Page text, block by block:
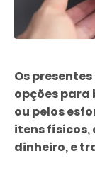
Os
opções
ou pelos
itens físicos,
dinheiro, e